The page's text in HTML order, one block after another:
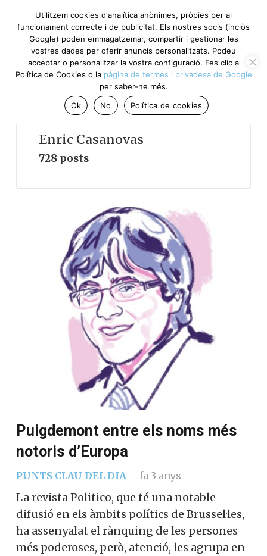
Enric Casanovas
728 posts
Puigdemont entre els noms més
notoris d’Europa
PUNTS CLAU DEL DIA fa 3 anys
La revista Politico, que té una notable
difusió en els àmbits polítics de Brussel·les,
ha assenyalat el rànquing de les persones
més poderoses, però, atenció, les agrupa en
Utilitzem cookies d'analítica anònimes, pròpies per al
funcionament correcte i de publicitat. Els nostres socis (inclòs
Google) poden emmagatzemar, compartir i gestionar les
vostres dades per oferir anuncis personalitzats. Podeu
acceptar o personalitzar la vostra configuració. Fes clic a
Política de Cookies o la pàgina de termes i privadesa de Google
per saber-ne més.
Ok
No Política de cookies